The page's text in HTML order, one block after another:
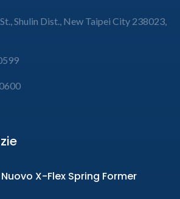
Shulin Dist., New Taipei City 238023,
X-Flex Spring Former